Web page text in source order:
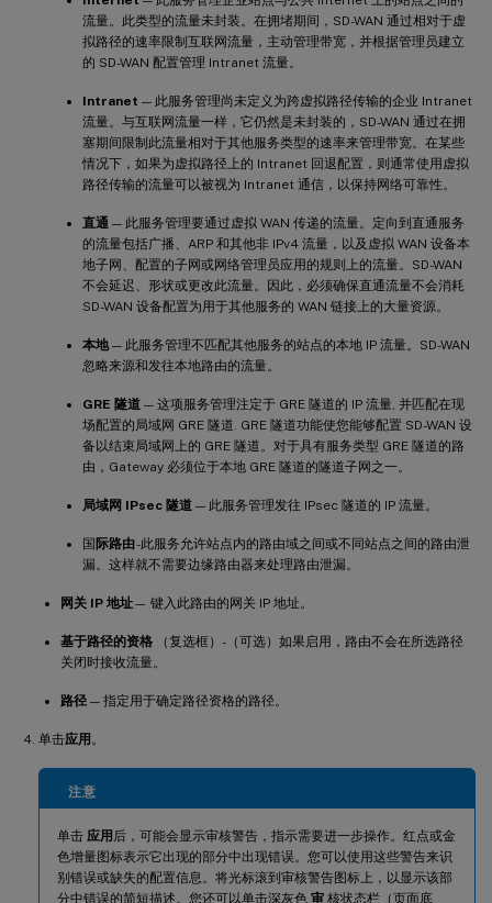
流量。此类型的流量未封装。在拥堵期间，SD-WAN 通过相对于虚
拟路径的速率限制互联网流量，主动管理带宽，并根据管理员建立
的 SD-WAN 配置管理 Intranet 流量。
Intranet — 此服务管理尚未定义为跨虚拟路径传输的企业 Intranet
流量。与互联网流量一样，它仍然是未封装的，SD-WAN 通过在拥
塞期间限制此流量相对于其他服务类型的速率来管理带宽。在某些
情况下，如果为虚拟路径上的 Intranet 回退配置，则通常使用虚拟
路径传输的流量可以被视为 Intranet 通信，以保持网络可靠性。
直通 — 此服务管理要通过虚拟 WAN 传递的流量。定向到直通服务
的流量包括广播、ARP 和其他非 IPv4 流量，以及虚拟 WAN 设备本
地子网、配置的子网或网络管理员应用的规则上的流量。SD-WAN
不会延迟、形状或更改此流量。因此，必须确保直通流量不会消耗
SD-WAN 设备配置为用于其他服务的 WAN 链接上的大量资源。
本地— 此服务管理不匹配其他服务的站点的本地 IP 流量。SD-WAN
忽略来源和发往本地路由的流量。
GRE 隧道 — 这项服务管理注定于 GRE 隧道的 IP 流量, 并匹配在现
场配置的局域网 GRE 隧道. GRE 隧道功能使您能够配置 SD-WAN 设
备以结束局域网上的 GRE 隧道。对于具有服务类型 GRE 隧道的路
由，Gateway 必须位于本地 GRE 隧道的隧道子网之一。
局域网 IPsec 隧道 — 此服务管理发往 IPsec 隧道的 IP 流量。
国 际路由-此服务允许站点内的路由域之间或不同站点之间的路由泄
漏。这样就不需要边缘路由器来处理路由泄漏。
网关 IP 地址— 键入此路由的网关 IP 地址。
基于路径的资格 （复选框）-（可选）如果启用，路由不会在所选路径
关闭时接收流量。
路径 — 指定用于确定路径资格的路径。
单击应用 。
注意
单击 应用 后，可能会显示审核警告，指示需要进一步操作。红点或金
色增量图标表示它出现的部分中出现错误。您可以使用这些警告来识
别错误或缺失的配置信息。将光标滚到审核警告图标上，以显示该部
分中错误的简短描述。您还可以单击深灰色 审 核状态栏（页面底